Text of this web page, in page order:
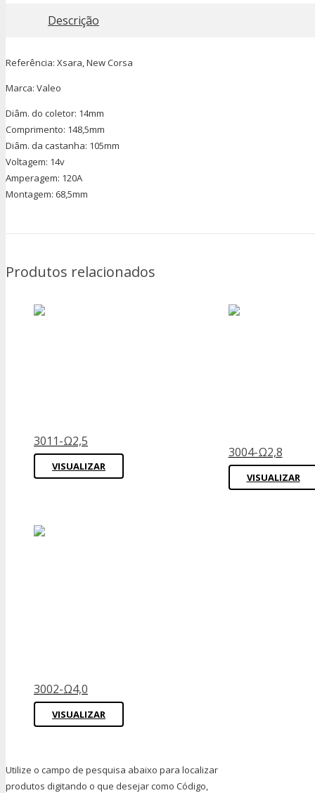
Descrição
Referência: Xsara, New Corsa
Marca: Valeo
Diâm. do coletor: 14mm
Comprimento: 148,5mm
Diâm. da castanha: 105mm
Voltagem: 14v
Amperagem: 120A
Montagem: 68,5mm
Produtos relacionados
3011-Ω2,5
VISUALIZAR
3004-Ω2,8
VISUALIZAR
3002-Ω4,0
VISUALIZAR
Utilize o campo de pesquisa abaixo para localizar
produtos digitando o que desejar como Código,